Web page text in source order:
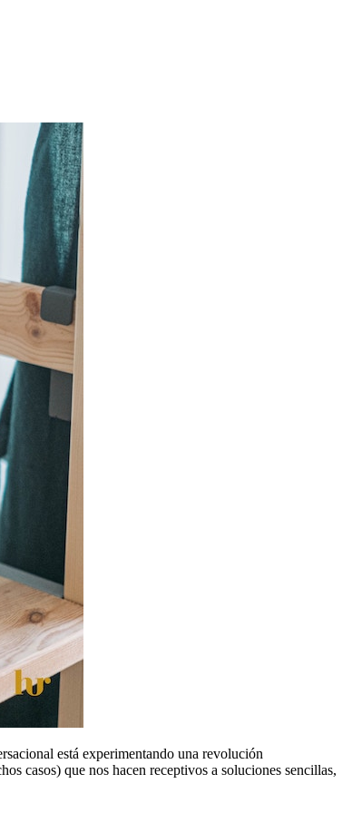
está experimentando una revolución
casos) que nos hacen receptivos a soluciones sencillas,